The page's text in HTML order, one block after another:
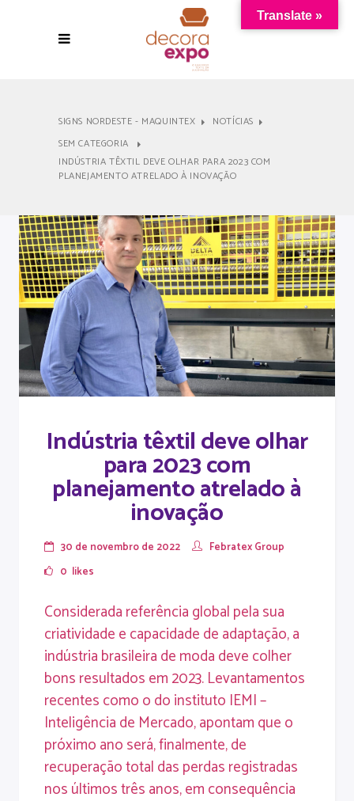
SIGNS NORDESTE - MAQUINTEX
NOTÍCIAS
SEM CATEGORIA
INDÚSTRIA TÊXTIL DEVE OLHAR PARA 2023 COM
PLANEJAMENTO ATRELADO À INOVAÇÃO
Indústria têxtil deve olhar
para 2023 com
planejamento atrelado à
inovação
30 de novembro de 2022
Febratex Group
0 likes
Considerada referência global pela sua
criatividade e capacidade de adaptação, a
indústria brasileira de moda deve colher
bons resultados em 2023. Levantamentos
recentes como o do instituto IEMI –
Inteligência de Mercado, apontam que o
próximo ano será, finalmente, de
recuperação total das perdas registradas
nos últimos três anos, em consequência
Translate »